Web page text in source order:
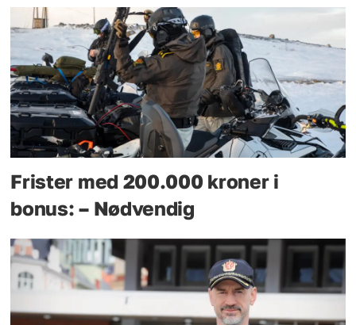
Frister med 200.000 kroner i
bonus: – Nødvendig